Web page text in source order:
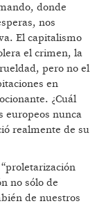
donde
nos
El capitalismo
el crimen, la
pero no el
en
¿Cuál
europeos nunca
realmente de su
no sólo de
de nuestros